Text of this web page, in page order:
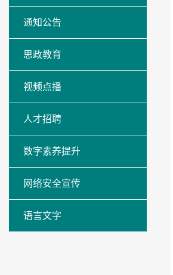
通知公告
思政教育
视频点播
人才招聘
数字素养提升
网络安全宣传
语言文字